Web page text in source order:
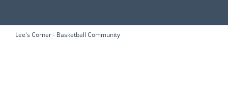
Lee's Corner - Basketball Community